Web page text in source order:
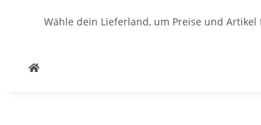
Wähle dein Lieferland, um Preise und